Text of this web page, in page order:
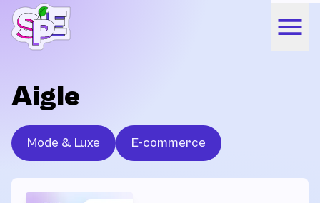
Aigle
Mode & Luxe E-commerce